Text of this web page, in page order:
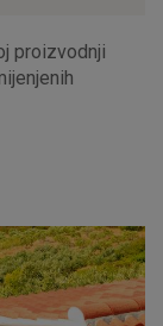
proizvodnji